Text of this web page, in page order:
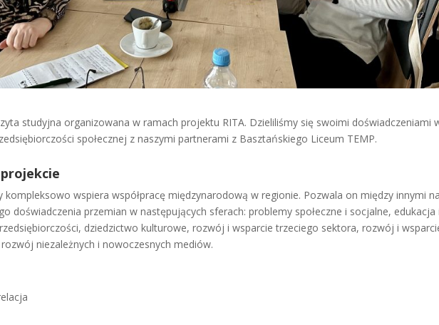
studyjna organizowana w ramach projektu RITA. Dzieliliśmy się swoimi doświadczeniami
społecznej z naszymi partnerami z Basztańskiego Liceum TEMP.
kompleksowo wspiera współpracę międzynarodową w regionie. Pozwala on między innymi
doświadczenia przemian w następujących sferach: problemy społeczne i socjalne, edukacja
dziedzictwo kulturowe, rozwój i wsparcie trzeciego sektora, rozwój i
niezależnych i nowoczesnych mediów.